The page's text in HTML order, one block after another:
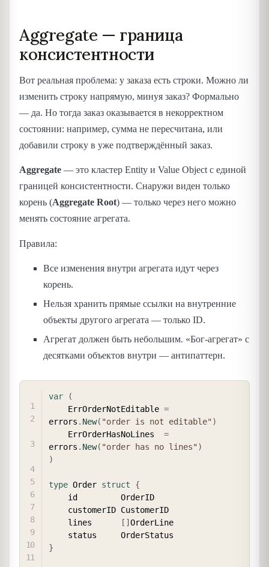
Aggregate — граница
консистентности
Вот реальная проблема: у заказа есть строки. Можно ли
изменить строку напрямую, минуя заказ? Формально
— да. Но тогда заказ оказывается в некорректном
состоянии: например, сумма не пересчитана, или
добавили строку в уже подтверждённый заказ.
Aggregate — это кластер Entity и Value Object с единой
границей консистентности. Снаружи виден только
корень (Aggregate Root) — только через него можно
менять состояние агрегата.
Правила:
Все изменения внутри агрегата идут через
корень.
Нельзя хранить прямые ссылки на внутренние
объекты другого агрегата — только ID.
Агрегат должен быть небольшим. «Бог-агрегат» с
десятками объектов внутри — антипаттерн.
var
(
	ErrOrderNotEditable
=
errors . New( "order is not editable")
	ErrOrderHasNoLines
=
errors . New( "order has no lines")
)
type Order struct
{
	lines
[ ] OrderLine
}